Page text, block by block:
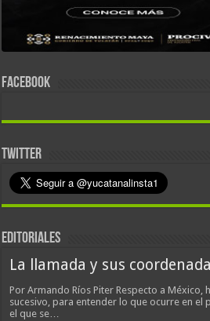
FACEBOOK
TWITTER
EDITORIALES
La llamada y sus
Por Armando Ríos Piter Respecto a México,
sucesivo, para entender lo que ocurre en el
el que se…